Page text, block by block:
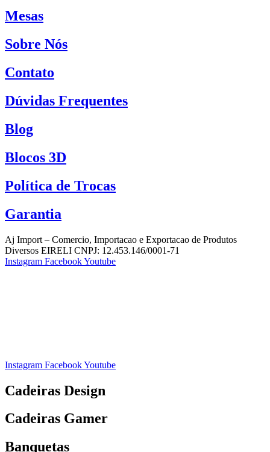
Mesas
Sobre Nós
Contato
Dúvidas Frequentes
Blog
Blocos 3D
Política de Trocas
Garantia
Aj Import – Comercio, Importacao e Exportacao de Produtos
Diversos EIRELI CNPJ: 12.453.146/0001-71
Instagram FacebookYoutube
Instagram FacebookYoutube
Cadeiras Design
Cadeiras Gamer
Banquetas